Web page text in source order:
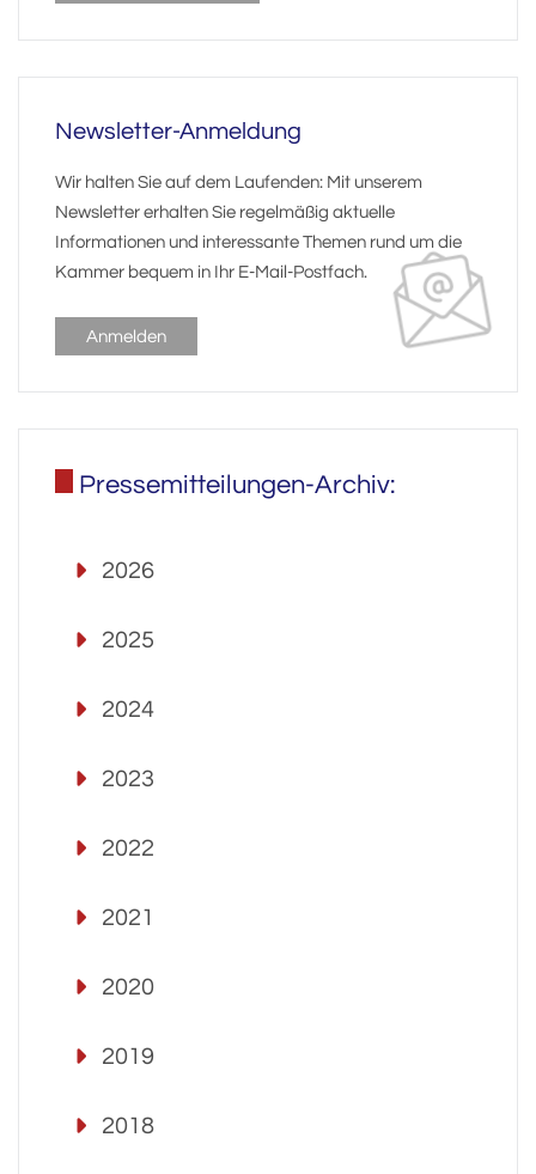
Newsletter-Anmeldung
Wir halten Sie auf dem Laufenden: Mit unserem
Newsletter erhalten Sie regelmäßig aktuelle
Informationen und interessante Themen rund um die
Kammer bequem in Ihr E-Mail-Postfach.
Anmelden
Pressemitteilungen-Archiv:
2026
2025
2024
2023
2022
2021
2020
2019
2018